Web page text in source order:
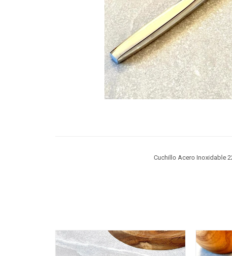
Cuchillo Acero Inoxidable